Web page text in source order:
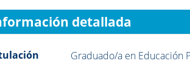
detallada
Graduado/a en Educación